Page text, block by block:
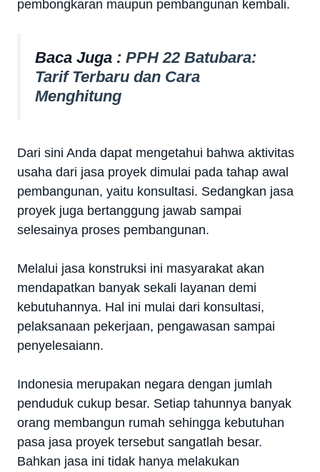
pembongkaran maupun pembangunan kembali.
Baca Juga : PPH 22 Batubara:
Tarif Terbaru dan Cara
Menghitung
Dari sini Anda dapat mengetahui bahwa aktivitas
usaha dari jasa proyek dimulai pada tahap awal
pembangunan, yaitu konsultasi. Sedangkan jasa
proyek juga bertanggung jawab sampai
selesainya proses pembangunan.
Melalui jasa konstruksi ini masyarakat akan
mendapatkan banyak sekali layanan demi
kebutuhannya. Hal ini mulai dari konsultasi,
pelaksanaan pekerjaan, pengawasan sampai
penyelesaiann.
Indonesia merupakan negara dengan jumlah
penduduk cukup besar. Setiap tahunnya banyak
orang membangun rumah sehingga kebutuhan
pasa jasa proyek tersebut sangatlah besar.
Bahkan jasa ini tidak hanya melakukan